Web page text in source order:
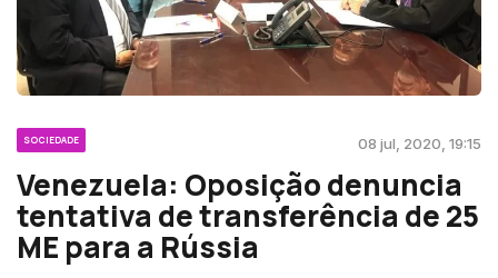
SOCIEDADE 08 jul, 2020, 19:15
Venezuela: Oposição denuncia
tentativa de transferência de 25
ME para a Rússia